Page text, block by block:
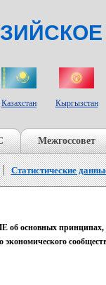
Казахстан Кыргызстан
Межгоссовет
Статистические
основных принципах,
экономического